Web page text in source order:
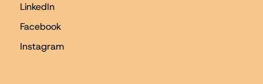
LinkedIn
Facebook
Instagram